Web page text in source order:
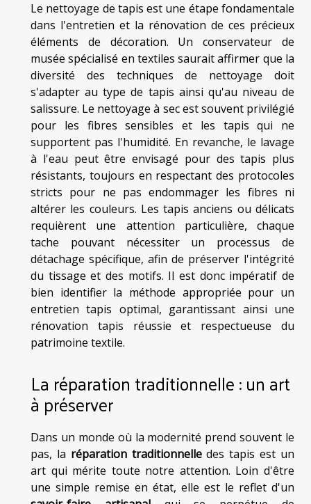
Le nettoyage de tapis est une étape fondamentale
dans l'entretien et la rénovation de ces précieux
éléments de décoration. Un conservateur de
musée spécialisé en textiles saurait affirmer que la
diversité des techniques de nettoyage doit
s'adapter au type de tapis ainsi qu'au niveau de
salissure. Le nettoyage à sec est souvent privilégié
pour les fibres sensibles et les tapis qui ne
supportent pas l'humidité. En revanche, le lavage
à l'eau peut être envisagé pour des tapis plus
résistants, toujours en respectant des protocoles
stricts pour ne pas endommager les fibres ni
altérer les couleurs. Les tapis anciens ou délicats
requièrent une attention particulière, chaque
tache pouvant nécessiter un processus de
détachage spécifique, afin de préserver l'intégrité
du tissage et des motifs. Il est donc impératif de
bien identifier la méthode appropriée pour un
entretien tapis optimal, garantissant ainsi une
rénovation tapis réussie et respectueuse du
patrimoine textile.
La réparation traditionnelle : un art
à préserver
Dans un monde où la modernité prend souvent le
pas, la réparation traditionnelledes tapis est un
art qui mérite toute notre attention. Loin d'être
une simple remise en état, elle est le reflet d'un